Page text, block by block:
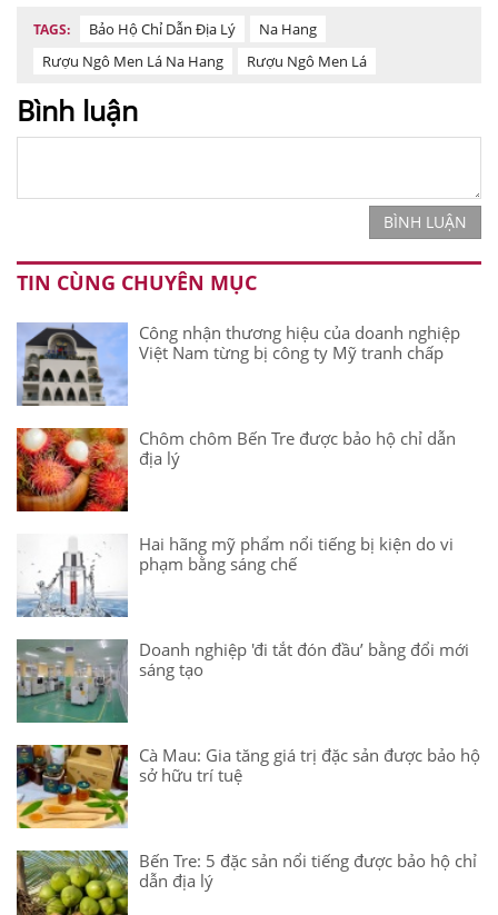
TAGS: Bảo Hộ Chỉ Dẫn Địa Lý
Na Hang
Rượu Ngô Men Lá Na Hang
Rượu Ngô Men Lá
Bình luận
BÌNH LUẬN
TIN CÙNG CHUYÊN MỤC
Công nhận thương hiệu của doanh nghiệp
Việt Nam từng bị công ty Mỹ tranh chấp
Chôm chôm Bến Tre được bảo hộ chỉ dẫn
địa lý
Hai hãng mỹ phẩm nổi tiếng bị kiện do vi
phạm bằng sáng chế
Doanh nghiệp 'đi tắt đón đầu’ bằng đổi mới
sáng tạo
Cà Mau: Gia tăng giá trị đặc sản được bảo hộ
sở hữu trí tuệ
Bến Tre: 5 đặc sản nổi tiếng được bảo hộ chỉ
dẫn địa lý